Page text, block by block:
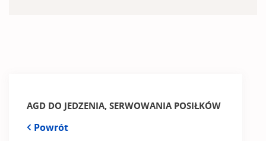
AGD DO JEDZENIA, SERWOWANIA POSIŁKÓW
Powrót